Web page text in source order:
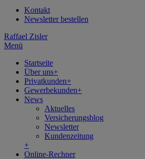
Kontakt
Newsletter bestellen
Raffael Zisler
Menü
Startseite
Über uns+
Privatkunden+
Gewerbekunden+
News
Aktuelles
Versicherungsblog
Newsletter
Kundenzeitung
+
Online-Rechner